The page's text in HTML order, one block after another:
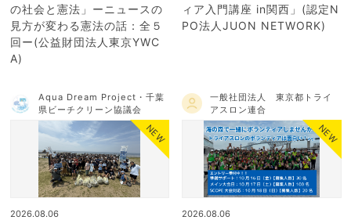
の社会と憲法」ーニュースの
見方が変わる憲法の話：全５
回ー(公益財団法人東京YWC
A)
ィア入門講座 in関西」(認定N
PO法人JUON NETWORK)
Aqua Dream Project・千葉
県ビーチクリーン協議会
NEW
2026.08.06
一般社団法人 東京都トライ
アスロン連合
NEW
2026.08.06